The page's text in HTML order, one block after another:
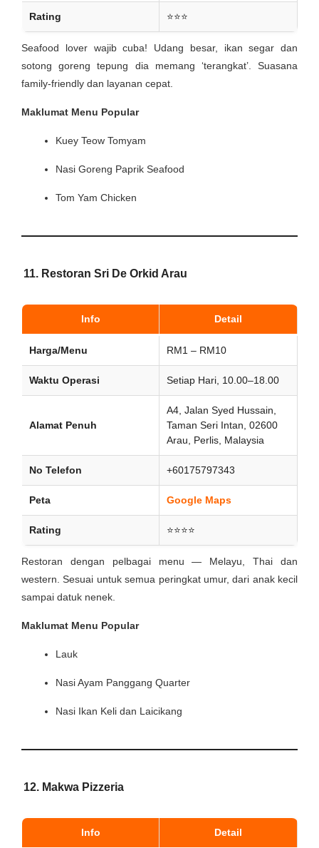
Rating ⭐⭐⭐
Seafood lover wajib cuba! Udang besar, ikan segar dan
sotong goreng tepung dia memang ‘terangkat’. Suasana
family-friendly dan layanan cepat.
Maklumat Menu Popular
Kuey Teow Tomyam
Nasi Goreng Paprik Seafood
Tom Yam Chicken
11. Restoran Sri De Orkid Arau
Info Detail
Harga/Menu RM1 – RM10
Waktu Operasi Setiap Hari, 10.00–18.00
Alamat Penuh
A4, Jalan Syed Hussain,
Taman Seri Intan, 02600
Arau, Perlis, Malaysia
No Telefon +60175797343
Peta Google Maps
Rating ⭐⭐⭐⭐
Restoran dengan pelbagai menu — Melayu, Thai dan
western. Sesuai untuk semua peringkat umur, dari anak kecil
sampai datuk nenek.
Maklumat Menu Popular
Lauk
Nasi Ayam Panggang Quarter
Nasi Ikan Keli dan Laicikang
12. Makwa Pizzeria
Info Detail